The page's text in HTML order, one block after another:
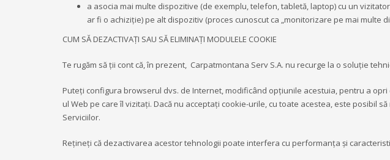
a asocia mai multe dispozitive (de exemplu, telefon, tabletă, laptop) cu un
ar fi o achiziţie) pe alt dispozitiv (proces cunoscut ca „monitorizare pe mai multe
CUM SĂ DEZACTIVAȚI SAU SĂ ELIMINAȚI MODULELE COOKIE
Te rugăm să ţii cont că, în prezent, Carpatmontana Serv S.A. nu recurge la o soluţie
Puteți configura browserul dvs. de Internet, modificând opțiunile acestuia, pentru a
ul Web pe care îl vizitați. Dacă nu acceptați cookie-urile, cu toate acestea, este posibil
Serviciilor.
Rețineți că dezactivarea acestor tehnologii poate interfera cu performanța și